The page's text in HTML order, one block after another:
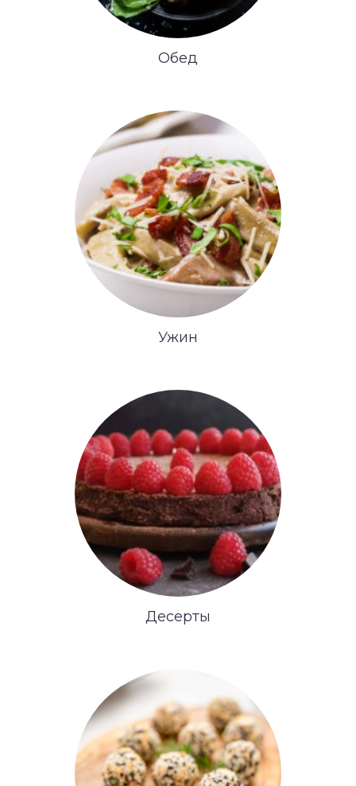
Обед
Ужин
Десерты